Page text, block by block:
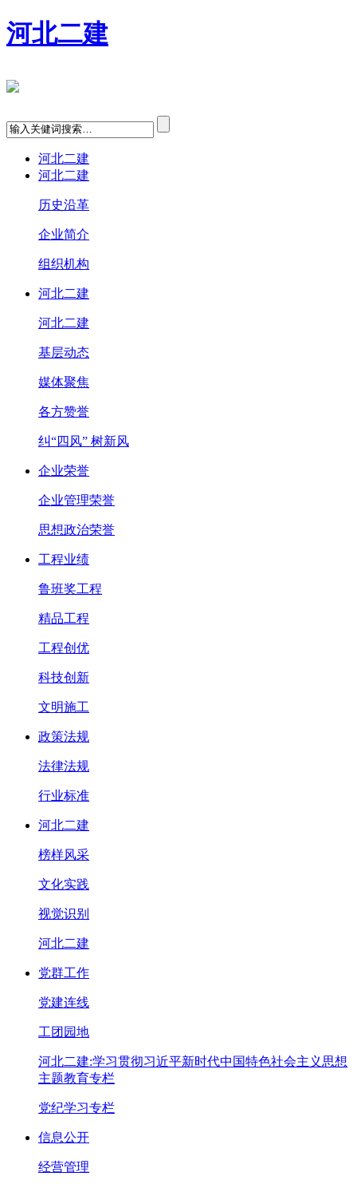
河北二建
河北二建
河北二建
历史沿革
企业简介
组织机构
河北二建
河北二建
基层动态
媒体聚焦
各方赞誉
纠“四风” 树新风
企业荣誉
企业管理荣誉
思想政治荣誉
工程业绩
鲁班奖工程
精品工程
工程创优
科技创新
文明施工
政策法规
法律法规
行业标准
河北二建
榜样风采
文化实践
视觉识别
河北二建
党群工作
党建连线
工团园地
河北二建:学习贯彻习近平新时代中国特色社会主义思想
主题教育专栏
党纪学习专栏
信息公开
经营管理